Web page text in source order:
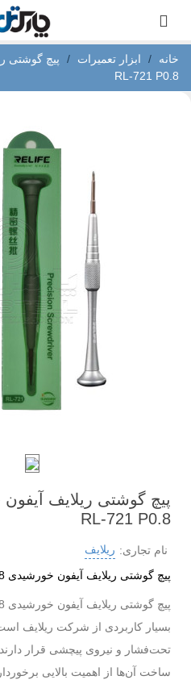
خانه / ابزار تعمیرات /
RL-721 P0.8
RL-721 P0.8
نام تجاری: ریلایف
پیچ گوشتی ریلایف آیفون خورشیدی RELIFE RL-721 P0.8
بسیار کاربردی از شرکت ریلایف
تحت‌فشار و نیروی پیچشی قرار
ساخت آن‌ها از اهمیت بالایی